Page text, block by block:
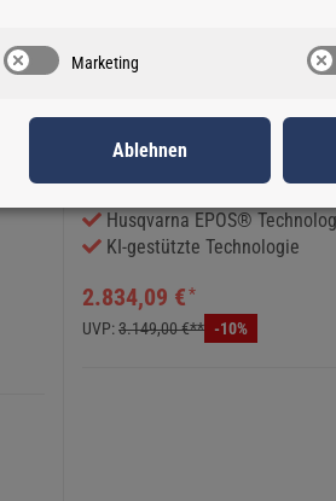
Artikelnummer:
Husqvarna EPOS®
KI-gestützte Technologie
2.834,09 €*
UVP:3.149,00 €** -10%
Marketing
Ablehnen